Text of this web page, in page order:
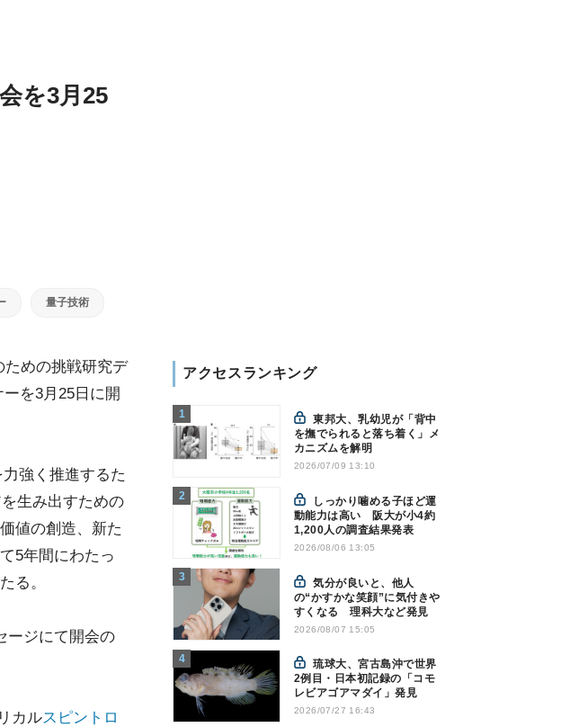
を3月25
量子技術
ための挑戦研究デ
を3月25日に開
強く推進するた
生み出すための
値の創造、新た
5年間にわたっ
る。
ージにて開会の
カルスピントロ
アクセスランキング
東邦大、乳幼児が「背中
を撫でられると落ち着く」メ
カニズムを解明
2026/07/09 13:10
動能力は高い 阪大が小4約
1,200人の調査結果発表
2026/08/06 13:05
気分が良いと、他人
の“かすかな笑顔”に気付きや
すくなる 理科大など発見
2026/08/07 15:05
琉球大、宮古島沖で世界
2例目・日本初記録の「コモ
レビアゴアマダイ」発見
2026/07/27 16:43